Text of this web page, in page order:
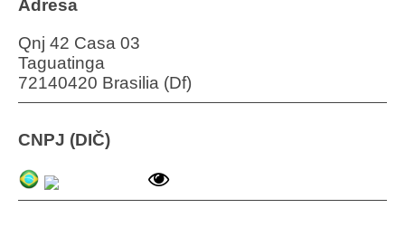
Adresa
Qnj 42 Casa 03
Taguatinga
72140420 Brasilia (Df)
CNPJ (DIČ)